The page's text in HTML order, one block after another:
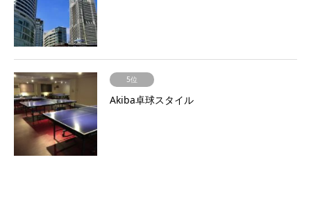
5位
Akiba卓球スタイル